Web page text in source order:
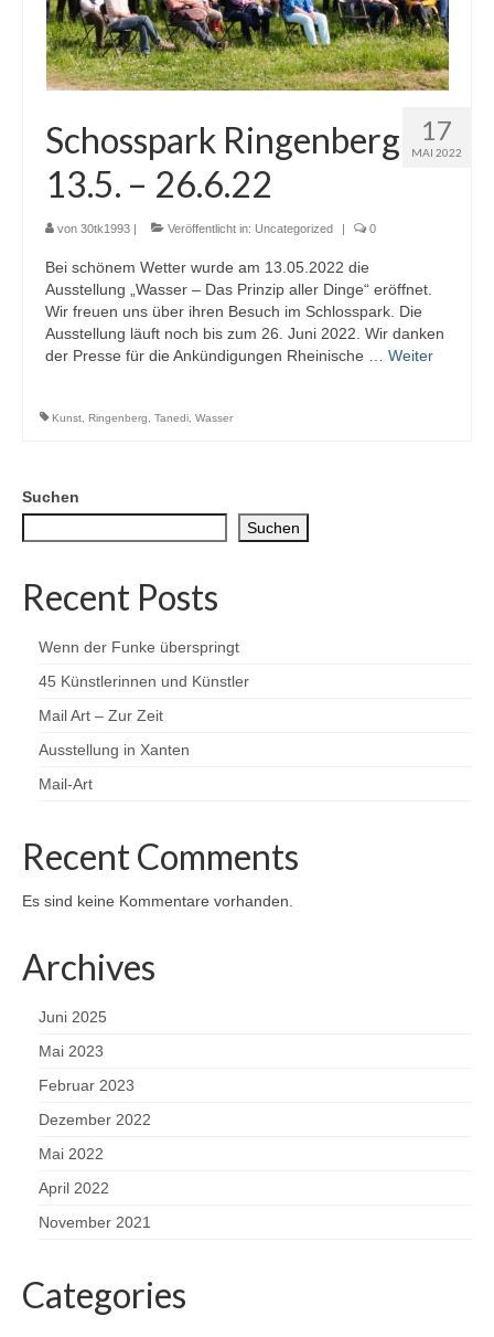
17
MAI 2022
Schosspark Ringenberg
13.5. – 26.6.22
von 30tk1993 | Veröffentlicht in: Uncategorized | 0
Bei schönem Wetter wurde am 13.05.2022 die
Ausstellung „Wasser – Das Prinzip aller Dinge“ eröffnet.
Wir freuen uns über ihren Besuch im Schlosspark. Die
Ausstellung läuft noch bis zum 26. Juni 2022. Wir danken
der Presse für die Ankündigungen Rheinische … Weiter
Kunst Ringenberg Tanedi Wasser
Suchen
Suchen
Recent Posts
Wenn der Funke überspringt
45 Künstlerinnen und Künstler
Mail Art – Zur Zeit
Ausstellung in Xanten
Mail-Art
Recent Comments
Es sind keine Kommentare vorhanden.
Archives
Juni 2025
Mai 2023
Februar 2023
Dezember 2022
Mai 2022
April 2022
November 2021
Categories